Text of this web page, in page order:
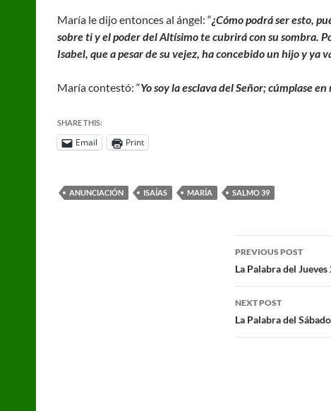
María le dijo entonces al ángel: “¿Cómo podrá ser esto,
sobre ti y el poder del Altísimo te cubrirá con su sombra.
Isabel, que a pesar de su vejez, ha concebido un hijo y ya
María contestó: “Yo soy la esclava del Señor; cúmplase
SHARE THIS:
Email Print
ANUNCIACIÓN ISAÍAS MARÍA SALMO 39
PREVIOUS POST
La Palabra del
NEXT POST
La Palabra del